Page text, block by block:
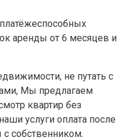
аренды от 6 месяцев и
не путать с
Мы предлагаем
квартир без
услуги оплата после
собственником.